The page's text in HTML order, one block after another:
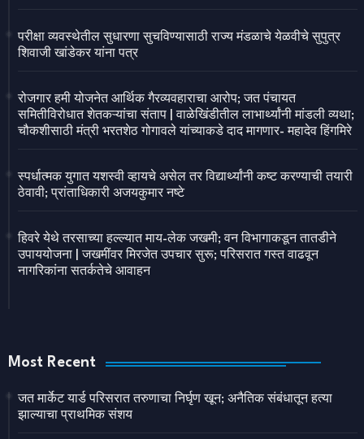
परीक्षा व्यवस्थेतील सुधारणा सुचविण्यासाठी राज्य मंडळाचे येळवीचे सुपुत्र
शिवाजी खांडेकर यांना पत्र
रोजगार हमी योजनेत आर्थिक गैरव्यवहाराचा आरोप; जत पंचायत
समितीविरोधात शेतकऱ्यांचा संताप | वाळेखिंडीतील लाभार्थ्यांनी मांडली व्यथा;
चौकशीसाठी मंत्री भरतशेठ गोगावले यांच्याकडे दाद मागणार- महादेव हिंगमिरे
स्पर्धात्मक युगात यशस्वी व्हायचे असेल तर विद्यार्थ्यांनी कष्ट करण्याची तयारी
ठेवावी; प्रांताधिकारी अजयकुमार नष्टे
हिवरे येथे तरसाच्या हल्ल्यात माय-लेक जखमी; वन विभागाकडून तातडीने
उपाययोजना | जखमींवर मिरजेत उपचार सुरू; परिसरात गस्त वाढवून
नागरिकांना सतर्कतेचे आवाहन
Most Recent
जत मार्केट यार्ड परिसरात तरुणाचा निर्घृण खून; अनैतिक संबंधातून हत्या
झाल्याचा प्राथमिक संशय